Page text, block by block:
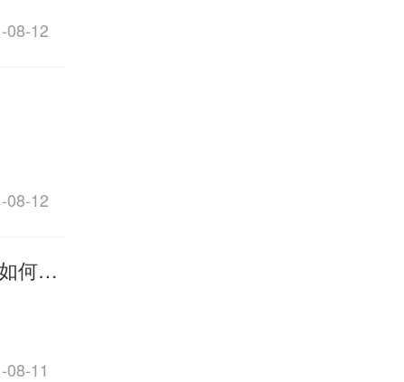
08-12
08-12
希腊公立、私立、国际学校如何抉择
08-11